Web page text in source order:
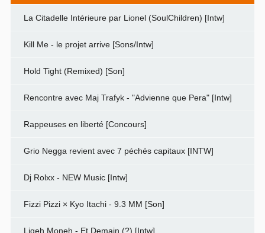
La Citadelle Intérieure par Lionel (SoulChildren) [Intw]
Kill Me - le projet arrive [Sons/Intw]
Hold Tight (Remixed) [Son]
Rencontre avec Maj Trafyk - "Advienne que Pera" [Intw]
Rappeuses en liberté [Concours]
Grio Negga revient avec 7 péchés capitaux [INTW]
Dj Rolxx - NEW Music [Intw]
Fizzi Pizzi × Kyo Itachi - 9.3 MM [Son]
Ligeh Moneh - Et Demain (?) [Intw]